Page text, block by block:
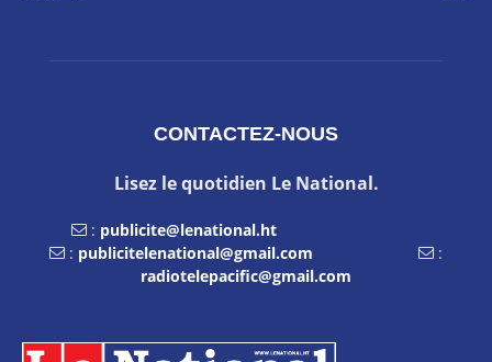
CONTACTEZ-NOUS
Lisez le quotidien Le National.
: publicite@lenational.ht
: publicitelenational@gmail.com
:
radiotelepacific@gmail.com